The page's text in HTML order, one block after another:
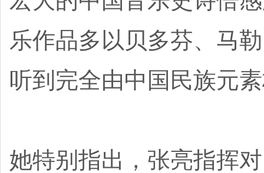
乐作品多以贝多芬、马
听到完全由中国民族元
她特别指出，张亮指挥